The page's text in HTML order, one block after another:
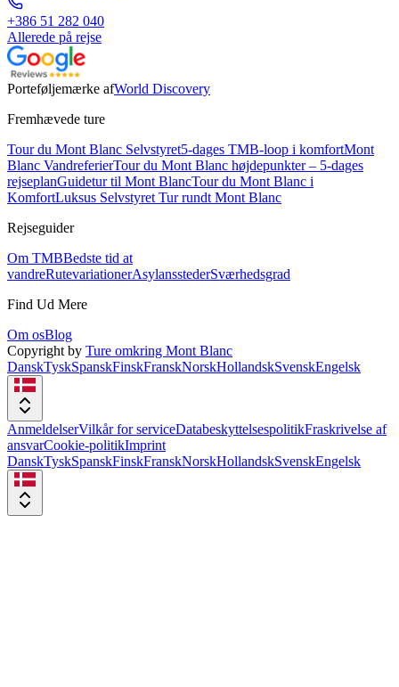
+386 51 282 040
Allerede på rejse
Porteføljemærke afWorld Discovery
Fremhævede ture
Tour du Mont Blanc Selvstyret5-dages TMB-loop i komfortMont
Blanc VandreferierTour du Mont Blanc højdepunkter – 5-dages
rejseplanGuidetur til Mont BlancTour du Mont Blanc i
KomfortLuksus Selvstyret Tur rundt Mont Blanc
Rejseguider
Om TMBBedste tid at
vandreRutevariationerAsylansstederSværhedsgrad
Find Ud Mere
Om osBlog
Copyright by Ture omkring Mont Blanc
DanskTyskSpanskFinskFranskNorskHollandskSvenskEngelsk
AnmeldelserVilkår for serviceDatabeskyttelsespolitikFraskrivelse af
ansvarCookie-politikImprint
DanskTyskSpanskFinskFranskNorskHollandskSvenskEngelsk